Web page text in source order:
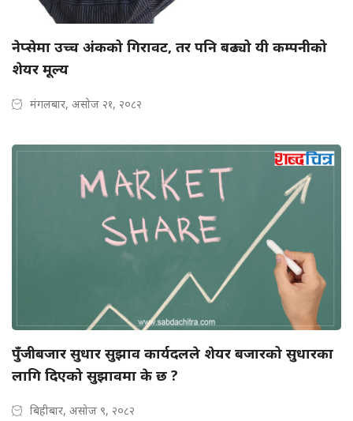
नेप्सेमा उच्च अंकको गिरावट, तर पनि बढ्यो यी कम्पनीको
शेयर मूल्य
मंगलबार, असोज २१, २०८२
पुँजीबजार सुधार सुझाव कार्यदलले शेयर बजारको सुधारका
लागि दिएको सुझावमा के छ ?
बिहीबार, असोज ९, २०८२